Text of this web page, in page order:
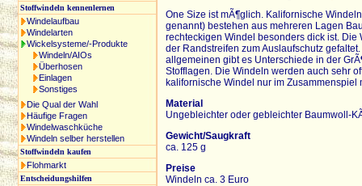
Stoffwindeln kennenlernen
Windelaufbau
Windelarten
Wickelsysteme/-Produkte
Windeln/AIOs
Überhosen
Einlagen
Sonstiges
Die Qual der Wahl
Häufige Fragen
Windelwaschküche
Windeln selber herstellen
Stoffwindeln kaufen
Flohmarkt
Entscheidungshilfen
One Size ist mÃ¶glich. Kalifornische
genannt) bestehen aus mehreren Lagen
rechteckigen Windel besonders dick ist.
der Randstreifen zum Auslaufschutz
allgemeinen gibt es Unterschiede in der
Stofflagen. Die Windeln werden auch sehr
kalifornische Windel nur im
Material
Ungebleichter oder gebleichter Baumwoll-
Gewicht/Saugkraft
ca. 125 g
Preise
Windeln ca. 3 Euro